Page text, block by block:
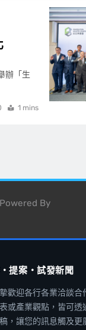
辦「生
1 mins
By
提案・試發新聞
歡迎各行各業洽談合
或產業觀點，皆可
，讓您的訊息觸及更